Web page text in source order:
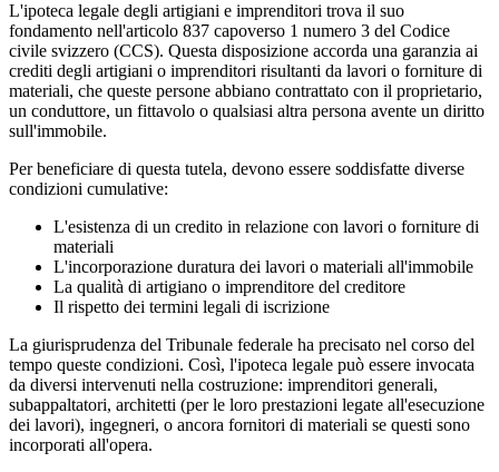
L'ipoteca legale degli artigiani e imprenditori trova il suo
fondamento nell'articolo 837 capoverso 1 numero 3 del Codice
civile svizzero (CCS). Questa disposizione accorda una garanzia ai
crediti degli artigiani o imprenditori risultanti da lavori o forniture di
materiali, che queste persone abbiano contrattato con il proprietario,
un conduttore, un fittavolo o qualsiasi altra persona avente un diritto
sull'immobile.
Per beneficiare di questa tutela, devono essere soddisfatte diverse
condizioni cumulative:
L'esistenza di un credito in relazione con lavori o forniture di
materiali
L'incorporazione duratura dei lavori o materiali all'immobile
La qualità di artigiano o imprenditore del creditore
Il rispetto dei termini legali di iscrizione
La giurisprudenza del Tribunale federale ha precisato nel corso del
tempo queste condizioni. Così, l'ipoteca legale può essere invocata
da diversi intervenuti nella costruzione: imprenditori generali,
subappaltatori, architetti (per le loro prestazioni legate all'esecuzione
dei lavori), ingegneri, o ancora fornitori di materiali se questi sono
incorporati all'opera.